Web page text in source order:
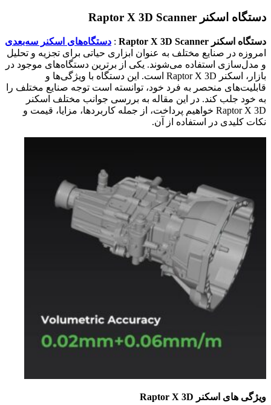
دستگاه اسکنر Raptor X 3D Scanner
دستگاه اسکنر Raptor X 3D Scanner : دستگاه‌های اسکنر سه‌بعدی
امروزه در صنایع مختلف به عنوان ابزاری حیاتی برای تجزیه و تحلیل
و مدل‌سازی استفاده می‌شوند. یکی از برترین دستگاه‌های موجود در
بازار، اسکنر Raptor X 3D است. این دستگاه با ویژگی‌ها و
قابلیت‌های منحصر به فرد خود، توانسته است توجه صنایع مختلف را
به خود جلب کند. در این مقاله به بررسی جوانب مختلف اسکنر
Raptor X 3D خواهیم پرداخت، از جمله کاربردها، مزایا، قیمت و
نکات کلیدی در استفاده از آن.
ویژگی های اسکنر